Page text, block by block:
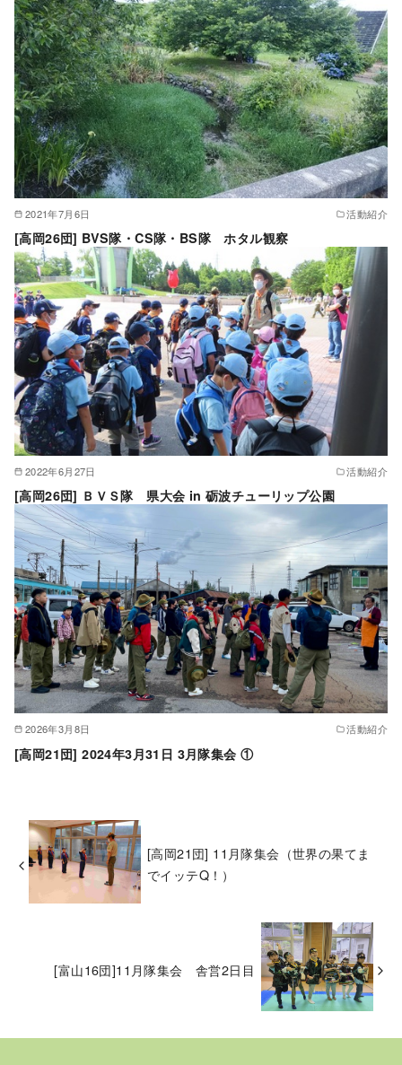
2021年7月6日 活動紹介
[高岡26団] BVS隊・CS隊・BS隊 ホタル観察
2022年6月27日 活動紹介
[高岡26団] ＢＶＳ隊 県大会 in 砺波チューリップ公園
2026年3月8日 活動紹介
[高岡21団] 2024年3月31日 3月隊集会 ①
[高岡21団] 11月隊集会（世界の果てま
でイッテQ！）
[富山16団]11月隊集会 舎営2日目